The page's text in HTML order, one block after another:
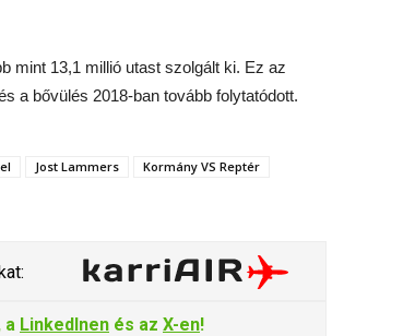
mint 13,1 millió utast szolgált ki. Ez az
a bővülés 2018-ban tovább folytatódott.
Jost Lammers
Kormány VS Reptér
a LinkedInen és az X-en!